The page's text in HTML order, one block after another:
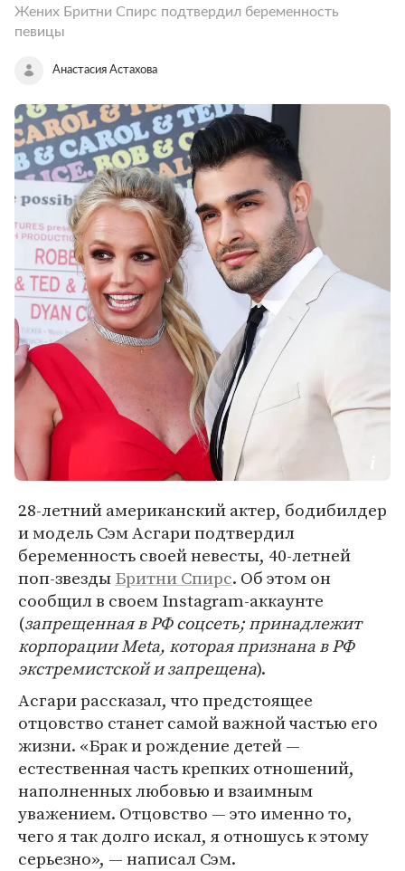
Жених Бритни Спирс подтвердил беременность
певицы
Анастасия Астахова
28-летний американский актер, бодибилдер
и модель Сэм Асгари подтвердил
беременность своей невесты, 40-летней
поп-звездыБритни Спирс. Об этом он
сообщил в своем Instagram-аккаунте
(запрещенная в РФ соцсеть; принадлежит
корпорации Meta, которая признана в РФ
экстремистской и запрещена).
Асгари рассказал, что предстоящее
отцовство станет самой важной частью его
жизни. «Брак и рождение детей —
естественная часть крепких отношений,
наполненных любовью и взаимным
уважением. Отцовство — это именно то,
чего я так долго искал, я отношусь к этому
серьезно», — написал Сэм.